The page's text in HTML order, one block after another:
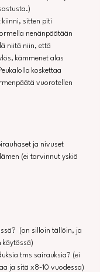
kiinni, sitten piti
nenänpäätään
niitä niin, että
kämmenet alas
koskettaa
vuorotellen
ja nivuset
(ei tarvinnut yskiä
(on silloin tällöin, ja
tms sairauksia? (ei
ja sitä x8-10 vuodessa)